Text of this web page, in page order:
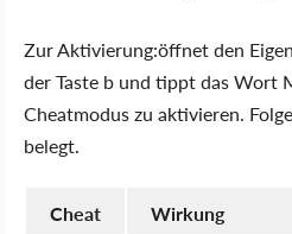
Zur Aktivierung:öffnet den
der Taste b und tippt das Wort
Cheatmodus zu aktivieren.
belegt.
Cheat
Wirkung